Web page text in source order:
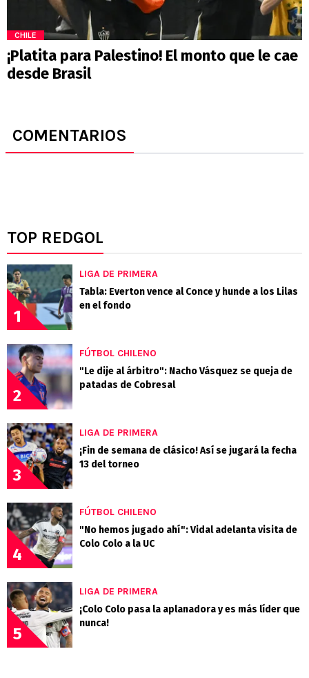
CHILE
¡Platita para Palestino! El monto que le cae
desde Brasil
COMENTARIOS
TOP REDGOL
1
LIGA DE PRIMERA
Tabla: Everton vence al Conce y hunde a los Lilas
en el fondo
2
FÚTBOL CHILENO
"Le dije al árbitro": Nacho Vásquez se queja de
patadas de Cobresal
3
LIGA DE PRIMERA
¡Fin de semana de clásico! Así se jugará la fecha
13 del torneo
4
FÚTBOL CHILENO
"No hemos jugado ahí": Vidal adelanta visita de
Colo Colo a la UC
5
LIGA DE PRIMERA
¡Colo Colo pasa la aplanadora y es más líder que
nunca!